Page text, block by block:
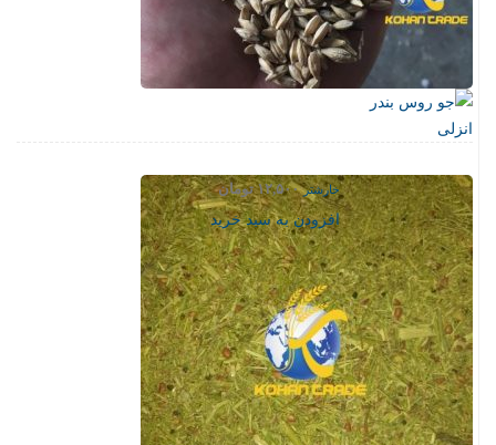
خارشتر ۱۲,۵۰۰ تومان
افزودن به سبد خرید